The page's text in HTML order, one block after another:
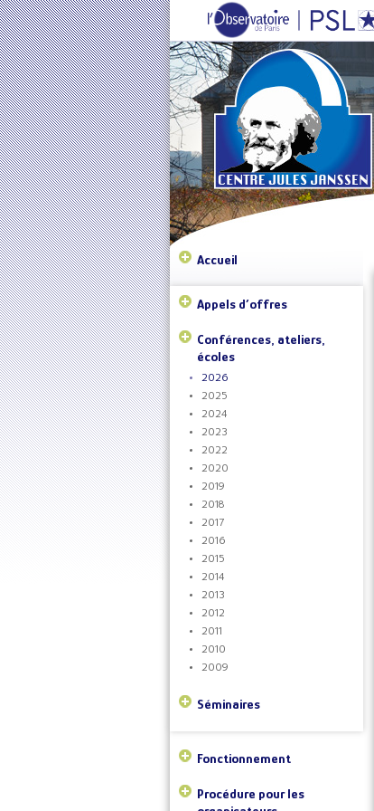
Accueil
Appels d’offres
Conférences, ateliers,
écoles
2026
2025
2024
2023
2022
2020
2019
2018
2017
2016
2015
2014
2013
2012
2011
2010
2009
Séminaires
Fonctionnement
Procédure pour les